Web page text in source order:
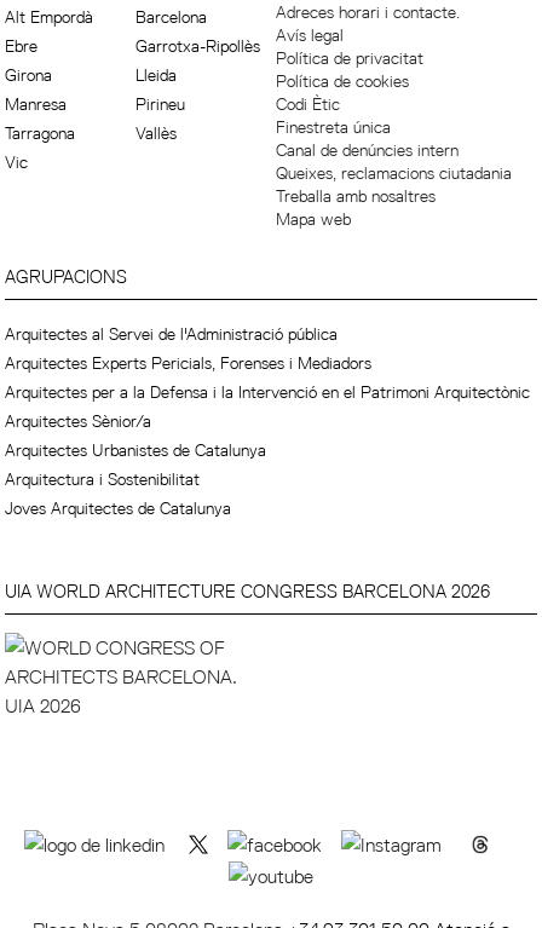
Alt Empordà
Barcelona
Ebre
Garrotxa-Ripollès
Girona
Lleida
Manresa
Pirineu
Tarragona
Vallès
Vic
Adreces horari i contacte.
Avís legal
Política de privacitat
Política de cookies
Codi Ètic
Finestreta única
Canal de denúncies intern
Queixes, reclamacions ciutadania
Treballa amb nosaltres
Mapa web
AGRUPACIONS
Arquitectes al Servei de l'Administració pública
Arquitectes Experts Pericials, Forenses i Mediadors
Arquitectes per a la Defensa i la Intervenció en el Patrimoni Arquitectònic
Arquitectes Sènior/a
Arquitectes Urbanistes de Catalunya
Arquitectura i Sostenibilitat
Joves Arquitectes de Catalunya
UIA WORLD ARCHITECTURE CONGRESS BARCELONA 2026